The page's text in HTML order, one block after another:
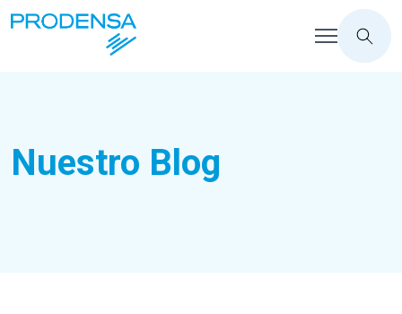
Nuestro Blog